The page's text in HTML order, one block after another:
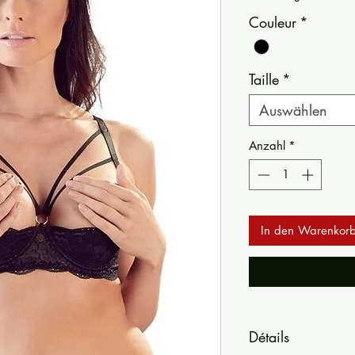
Couleur *
Taille *
Auswählen
Anzahl *
In den Warenkorb
Détails